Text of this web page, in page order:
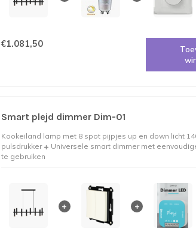
€1.081,50
Smart plejd dimmer Dim-01
Kookeiland lamp met 8 spot pijpjes up en down licht
pulsdrukker
Universele smart dimmer met
te gebruiken